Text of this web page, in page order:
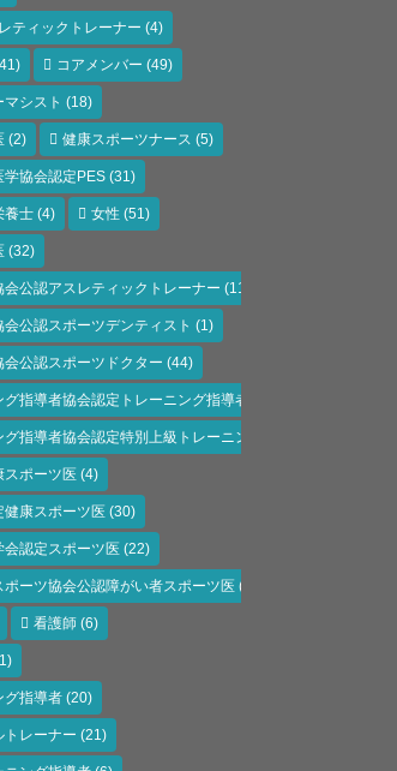
ティックトレーナー (4)
コアメンバー (49)
シスト (18)
(2) 健康スポーツナース (5)
学協会認定PES (31)
養士 (4) 女性 (51)
(32)
会公認アスレティックトレーナー (118)
会公認スポーツデンティスト (1)
会公認スポーツドクター (44)
指導者協会認定トレーニング指導者
指導者協会認定特別上級トレーニング指導者
スポーツ医 (4)
健康スポーツ医 (30)
会認定スポーツ医 (22)
ポーツ協会公認障がい者スポーツ医 (11)
看護師 (6)
グ指導者 (20)
トレーナー (21)